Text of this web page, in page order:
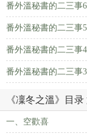
番外溫秘書的二三事
番外溫秘書的二三事
番外溫秘書的二三事
番外溫秘書的二三事
《凜冬之溫》目录
一、空歡喜